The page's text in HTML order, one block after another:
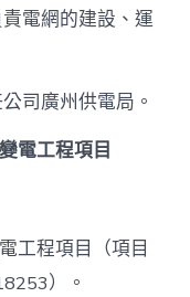
電網的建設、運
司廣州供電局。
電工程項目
工程項目（項目
）。